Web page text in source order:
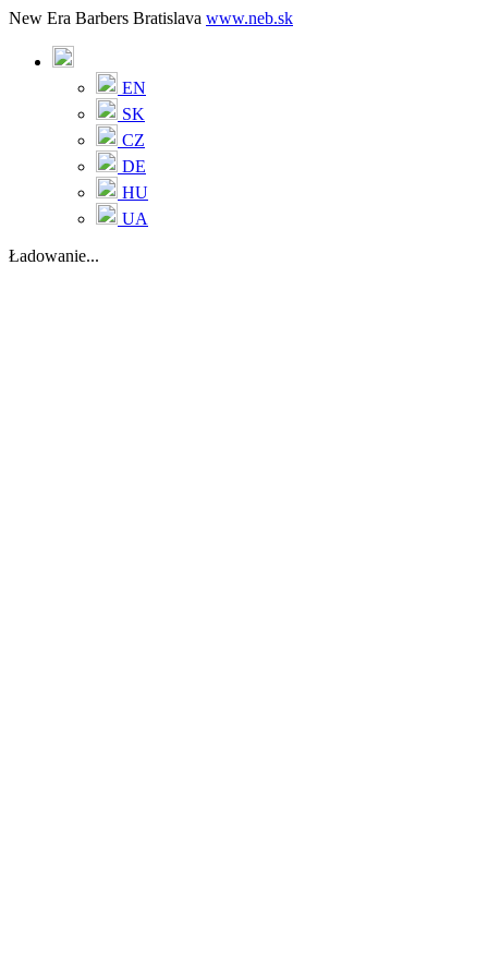
New Era Barbers Bratislava www.neb.sk
EN
SK
CZ
DE
HU
UA
Ładowanie...